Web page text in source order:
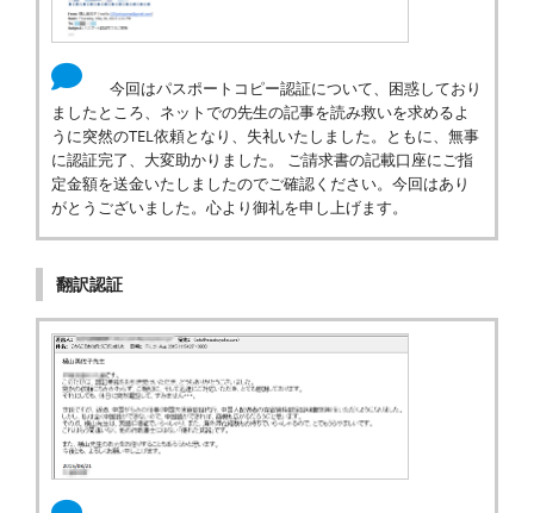
今回はパスポートコピー認証について、困惑しており
ましたところ、ネットでの先生の記事を読み救いを求めるよ
うに突然のTEL依頼となり、失礼いたしました。ともに、無事
に認証完了、大変助かりました。 ご請求書の記載口座にご指
定金額を送金いたしましたのでご確認ください。今回はあり
がとうございました。心より御礼を申し上げます。
翻訳認証